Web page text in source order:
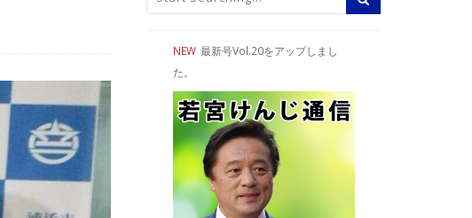
NEW 最新号Vol.20をアップしまし
た。